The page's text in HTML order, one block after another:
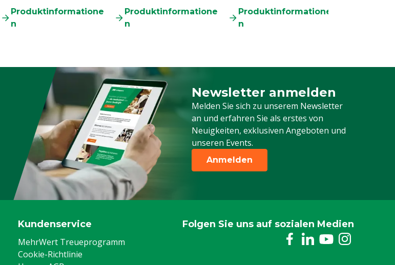
Produktinformatione
n
Produktinformatione
n
Produktinformatione
n
Newsletter anmelden
Melden Sie sich zu unserem Newsletter
an und erfahren Sie als erstes von
Neuigkeiten, exklusiven Angeboten und
unseren Events.
Melden Sie sich für unseren Newsletter
Anmelden
Kundenservice
MehrWert Treueprogramm
Cookie-Richtlinie
Folgen Sie uns auf sozialen Medien